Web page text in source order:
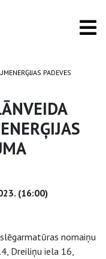
PADEVES
(16:00)
nomaiņu
Dreiliņu iela 16,